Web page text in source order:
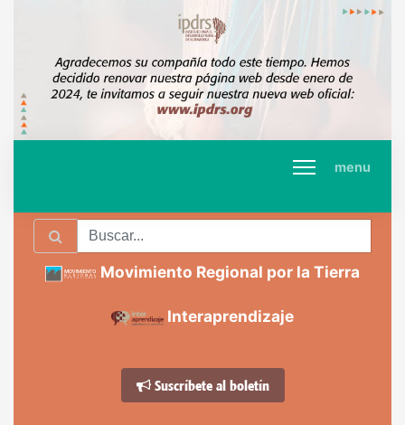
menu
Movimiento Regional por la Tierra
Interaprendizaje
Suscríbete al boletín